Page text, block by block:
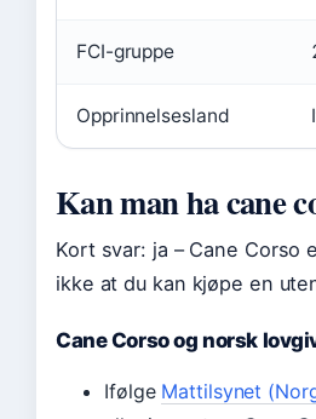
FCI-gruppe
Opprinnelsesland
Kan man ha cane
Kort svar: ja – Cane Corso
ikke at du kan kjøpe en
Cane Corso og norsk
Ifølge Mattilsynet